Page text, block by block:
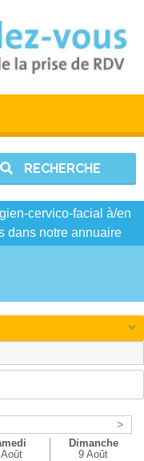
RECHERCHE
cervico-facial à/en
dans notre annuaire
>
Dimanche
9 Août